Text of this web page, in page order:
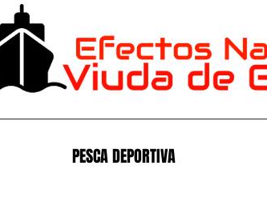
PESCA DEPORTIVA